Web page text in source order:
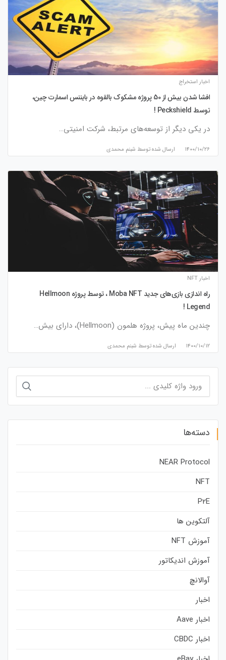
اخبار استخراج
افشا شدن بیش از 50 پروژه مشکوک بالقوه در بایننس اسمارت چین،
توسط Peckshield !
در یکی دیگر از توسعه‌های مرتبط، شرکت امنیتی…
۱۴۰۰/۱۰/۲۶ ارسال شده توسط شبنم محمدی
اخبار NFT
راه اندازی بازی‌های جدید Moba NFT ، توسط پروژه Hellmoon
Legend !
چندین ماه پیش، پروژه هلمون (Hellmoon)، دارای بیش…
۱۴۰۰/۱۰/۱۲ ارسال شده توسط شبنم محمدی
برای:
دسته‌ها
NEAR Protocol
NFT
P2E
آلتکوین ها
آموزش NFT
آموزش اندیکاتور
آوالانچ
اخبار
اخبار Aave
اخبار CBDC